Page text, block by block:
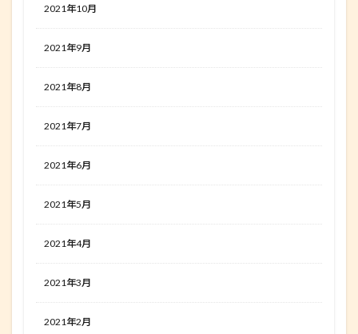
2021年10月
2021年9月
2021年8月
2021年7月
2021年6月
2021年5月
2021年4月
2021年3月
2021年2月